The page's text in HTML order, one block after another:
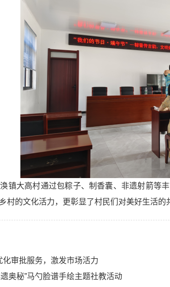
镇大高村通过包粽子、制香囊、非遗射箭等
村的文化活力，更彰显了村民们对美好生活的
化审批服务，激发市场活力
奥秘”马勺脸谱手绘主题社教活动